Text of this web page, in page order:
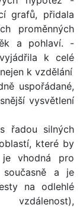
grafů, přidala
proměnných
a pohlaví. -
k celé
k vzdělání
uspořádané,
vysvětlení
řadou silných
které by
vhodná pro
a je
na odlehlé